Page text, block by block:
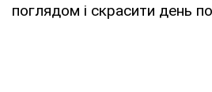
поглядом і скрасити день